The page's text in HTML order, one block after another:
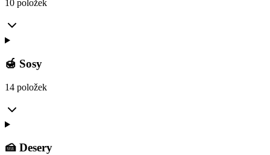
10 položek
🍯 Sosy
14 položek
🍰 Desery